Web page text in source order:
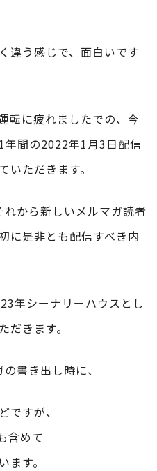
違う感じで、面白いです
転に疲れましたでの、今
年間の2022年1月3日配信
いただきます。
から新しいメルマガ読者
に是非とも配信すべき内
年シーナリーハウスとし
だきます。
書き出し時に、
ですが、
含めて
す。